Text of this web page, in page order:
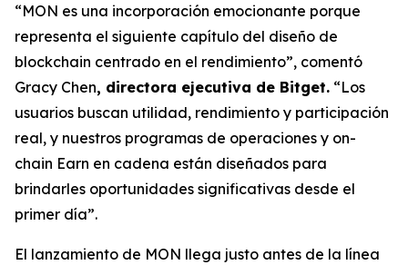
“MON es una incorporación emocionante porque
representa el siguiente capítulo del diseño de
blockchain centrado en el rendimiento”, comentó
Gracy Chen, directora ejecutiva de Bitget. “Los
usuarios buscan utilidad, rendimiento y participación
real, y nuestros programas de operaciones y on-
chain Earn en cadena están diseñados para
brindarles oportunidades significativas desde el
primer día”.
El lanzamiento de MON llega justo antes de la línea